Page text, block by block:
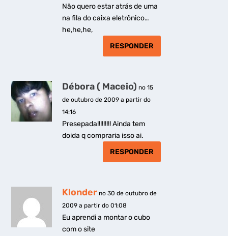
Não quero estar atrás de uma
na fila do caixa eletrônico…
he,he,he,
RESPONDER
Débora ( Maceio) no 15
de outubro de 2009 a partir do
14:16
Presepada!!!!!!!!! Ainda tem
doida q compraria isso ai.
RESPONDER
Klonder no 30 de outubro de
2009 a partir do 01:08
Eu aprendi a montar o cubo
com o site